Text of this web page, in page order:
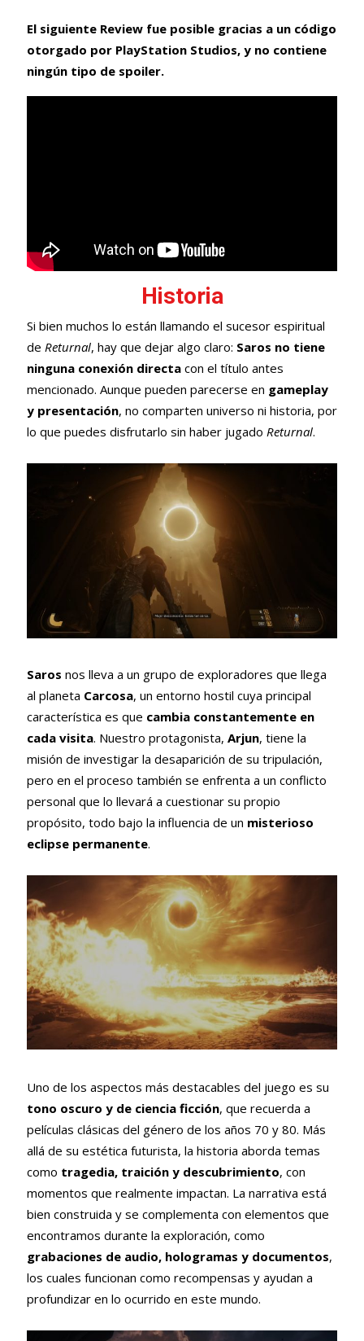
El siguiente Review fue posible gracias a un código
otorgado por PlayStation Studios, y no contiene
ningún tipo de spoiler.
Historia
Si bien muchos lo están llamando el sucesor espiritual
de Returnal, hay que dejar algo claro: Saros no tiene
ninguna conexión directacon el título antes
mencionado. Aunque pueden parecerse en gameplay
y presentación, no comparten universo ni historia, por
lo que puedes disfrutarlo sin haber jugado Returnal.
Saros nos lleva a un grupo de exploradores que llega
al planeta Carcosa, un entorno hostil cuya principal
característica es que cambia constantemente en
cada visita. Nuestro protagonista, Arjun, tiene la
misión de investigar la desaparición de su tripulación,
pero en el proceso también se enfrenta a un conflicto
personal que lo llevará a cuestionar su propio
propósito, todo bajo la influencia de un misterioso
eclipse permanente.
Uno de los aspectos más destacables del juego es su
tono oscuro y de ciencia ficción, que recuerda a
películas clásicas del género de los años 70 y 80. Más
allá de su estética futurista, la historia aborda temas
como tragedia, traición y descubrimiento, con
momentos que realmente impactan. La narrativa está
bien construida y se complementa con elementos que
encontramos durante la exploración, como
grabaciones de audio, hologramas y documentos,
los cuales funcionan como recompensas y ayudan a
profundizar en lo ocurrido en este mundo.